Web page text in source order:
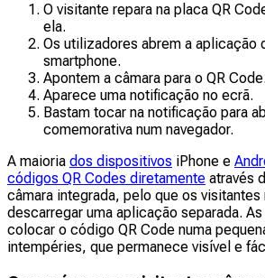
O visitante repara na placa QR
ela.
Os utilizadores abrem a aplicação
smartphone.
Apontem a câmara para o QR Code.
Aparece uma notificação no ecrã.
Bastam tocar na notificação para
comemorativa num navegador.
A maioria dos dispositivos iPhone e
códigos QR Codes diretamente através
câmara integrada, pelo que os
descarregar uma aplicação separada.
colocar o código QR Code numa
intempéries, que permanece visível e